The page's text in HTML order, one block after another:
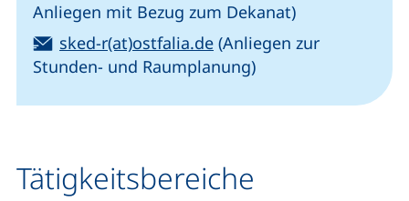
Anliegen mit Bezug zum Dekanat)
E-Mail:
sked-r(at)ostfalia.de(öffnet Ihr E-Mail-
(Anliegen zur
Stunden- und Raumplanung)
Tätigkeitsbereiche